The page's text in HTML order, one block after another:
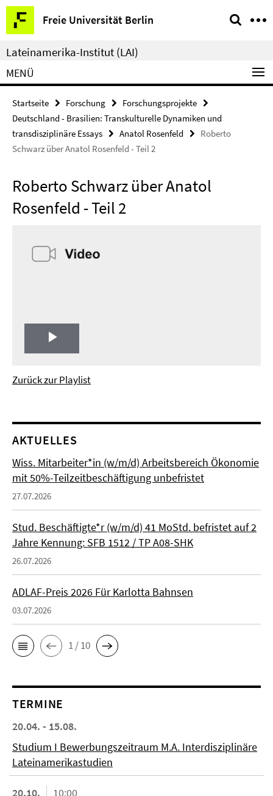
Springe
direkt
zu
Inhalt
Freie Universität Berlin
Service-
Navigation
Lateinamerika-Institut (LAI)
MENÜ
Startseite Forschung
Forschungsprojekte
Deutschland - Brasilien: Transkulturelle Dynamiken und
transdisziplinäre Essays
Anatol Rosenfeld
Roberto
Schwarz über Anatol Rosenfeld - Teil 2
Roberto Schwarz über Anatol
Rosenfeld - Teil 2
Play
Video
Zurück zur Playlist
AKTUELLES
Wiss. Mitarbeiter*in (w/m/d) Arbeitsbereich Ökonomie
mit 50%-Teilzeitbeschäftigung unbefristet
27.07.2026
Stud. Beschäftigte*r (w/m/d) 41 MoStd. befristet auf 2
Jahre Kennung: SFB 1512 / TP A08-SHK
26.07.2026
ADLAF-Preis 2026 Für Karlotta Bahnsen
03.07.2026
1 / 10
TERMINE
20.04. - 15.08.
Studium I Bewerbungszeitraum M.A. Interdisziplinäre
Lateinamerikastudien
20.10.
10:00